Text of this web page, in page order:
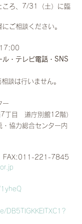
ころ、7/31（土）に臨
ご相談ください。
ル・テレビ電話・SNS
談は行いません。
ー
丁目　道庁別館12階）
・協力総合センター内
FAX:011-221-7845
DB5TIGKKEITXC1?